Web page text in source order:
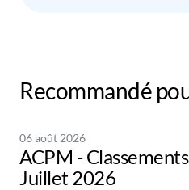
Recommandé
06 août 2026
ACPM -
Juillet 2026